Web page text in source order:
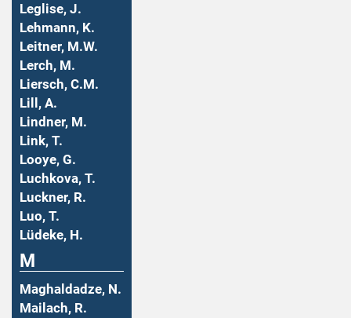
Leglise, J.
Lehmann, K.
Leitner, M.W.
Lerch, M.
Liersch, C.M.
Lill, A.
Lindner, M.
Link, T.
Looye, G.
Luchkova, T.
Luckner, R.
Luo, T.
Lüdeke, H.
M
Maghaldadze, N.
Mailach, R.